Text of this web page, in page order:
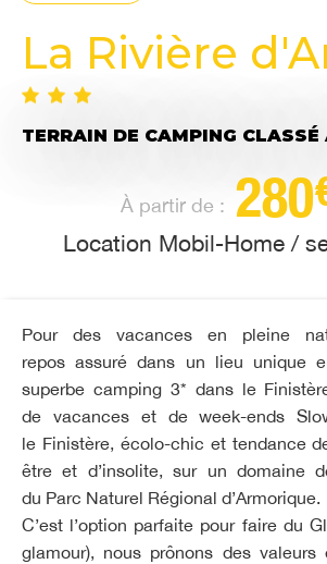
La Rivière
TERRAIN DE CAMPING CLASSÉ
À partir de : 280
Location Mobil-Home /
Pour des vacances en pleine
repos assuré dans un lieu unique
superbe camping 3* dans le
de vacances et de week-ends
le Finistère, écolo-chic et tendance
être et d’insolite, sur un domaine
du Parc Naturel Régional d’Armorique.
C’est l’option parfaite pour faire du
glamour), nous prônons des valeurs